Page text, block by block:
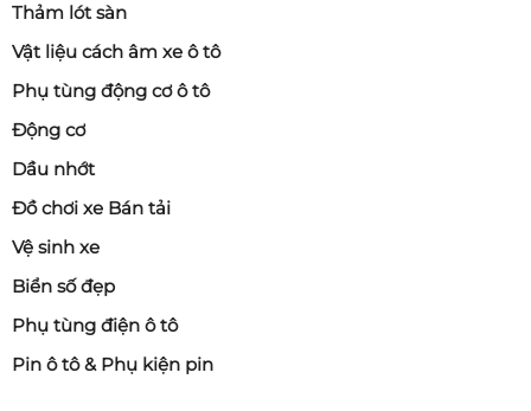
Thảm lót sàn
Vật liệu cách âm xe ô tô
Phụ tùng động cơ ô tô
Động cơ
Dầu nhớt
Đồ chơi xe Bán tải
Vệ sinh xe
Biển số đẹp
Phụ tùng điện ô tô
Pin ô tô & Phụ kiện pin